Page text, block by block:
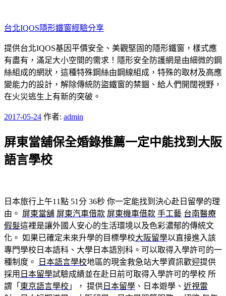
至
主
要
內
容
台北IQOS隱形鐵窗經驗分享
提供台北IQOS基因平價安全、美觀堅固的隱形鐵窗，樣式應
有盡有，滿足大小空間的需求！隱形安全防護網是由細微的鋼
絲組成的網狀，這種特殊鋼絲由鋼線組成，特殊的取材及高應
變能力的設計，解除傳統防盜鐵窗的禁錮、給人們開闊視野，
在火災逃生上有新的突破。
發
於
2017-05-24 作者: admin
屏東當舖保全婚錄推薦一定中能找到大阪
語言學校
日本旅行上午11點 51分 36秒 你一定能找到決心赴日留學的理
由。 屏東當舖 屏東汽車借款 屏東機車借款 手工藝 台南醫療
假髮這裡是讓外國人安心的生活環境以及色彩濃郁的傳統文
化。 如果已確定未來升學的目標學校大阪留學以直接進入該
專門學校日本語科、大學日本語別科。可以取得入學許可的一
種制度。
日本語言學校地區的現金救急站大學資訊歡迎提供
採用 日本留學試驗成績並在赴日前可取得入學許可的學校 所
謂「 東京語言學校 」， 提供 日本留學 、日本遊學、 近視雷